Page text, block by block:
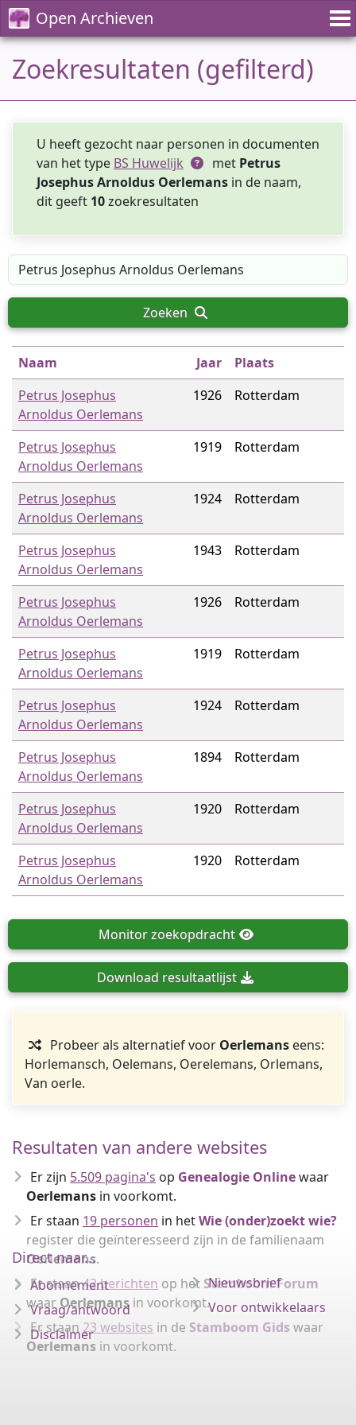
Open Archieven
Zoekresultaten (gefilterd)
U heeft gezocht naar personen in documenten
van het type BS Huwelijk met Petrus
Josephus Arnoldus Oerlemans in de naam,
dit geeft 10zoekresultaten
Zoeken
Naam Jaar
Plaats
Petrus Josephus
Arnoldus Oerlemans
1926 Rotterdam
Petrus Josephus
Arnoldus Oerlemans
1919 Rotterdam
Petrus Josephus
Arnoldus Oerlemans
1924 Rotterdam
Petrus Josephus
Arnoldus Oerlemans
1943 Rotterdam
Petrus Josephus
Arnoldus Oerlemans
1926 Rotterdam
Petrus Josephus
Arnoldus Oerlemans
1919 Rotterdam
Petrus Josephus
Arnoldus Oerlemans
1924 Rotterdam
Petrus Josephus
Arnoldus Oerlemans
1894 Rotterdam
Petrus Josephus
Arnoldus Oerlemans
1920 Rotterdam
Petrus Josephus
Arnoldus Oerlemans
1920 Rotterdam
Monitorzoekopdracht
Download resultaatlijst
Probeer als alternatief voor Oerlemanseens:
Horlemansch, Oelemans, Oerelemans, Orlemans,
Van oerle.
Resultaten van andere websites
Er zijn 5.509 pagina's op Genealogie Onlinewaar
Oerlemans in voorkomt.
Er staan 19 personen in hetWie (onder)zoekt wie?
register die geïnteresseerd zijn in de familienaam
Oerlemans.
Er staan42 berichten op het Stamboom Forum
waar Oerlemans in voorkomt.
Er staan 23 websites in de Stamboom Gids waar
Oerlemans in voorkomt.
Direct naar...
Abonnement
Vraag/antwoord
Disclaimer
Nieuwsbrief
Voor ontwikkelaars